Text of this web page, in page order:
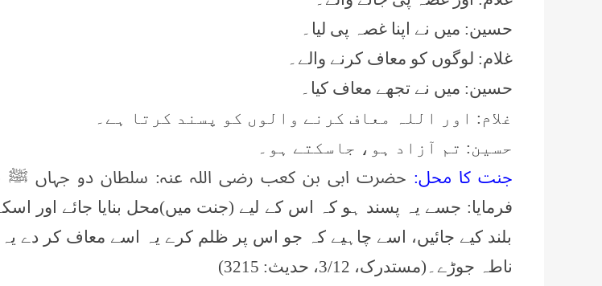
حسین: میں نے اپنا غصہ پی لیا۔
غلام: لوگوں کو معاف کرنے والے۔
حسین: میں نے تجھے معاف کیا۔
غلام: اور اللہ معاف کرنے والوں کو پسند کرتا ہے۔
حسین: تم آزاد ہو، جاسکتے ہو۔
جنت کا محل: حضرت ابی بن کعب رضی اللہ عنہ: سلطان دو جہاں ﷺ
فرمایا: جسے یہ پسند ہو کہ اس کے لیے (جنت میں)محل بنایا جائے اور
بلند کیے جائیں، اسے چاہیے کہ جو اس پر ظلم کرے یہ اسے معاف کر دے
ناطہ جوڑے۔(مستدرک، 3/12، حدیث:
3215)